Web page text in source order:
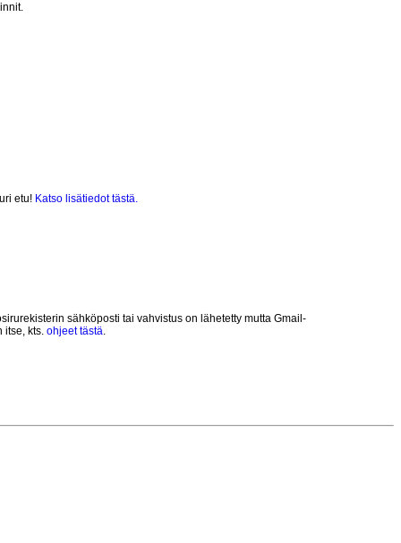
etu! Katso lisätiedot tästä.
sähköposti tai vahvistus on lähetetty mutta Gmail-
itse, kts. ohjeet tästä.